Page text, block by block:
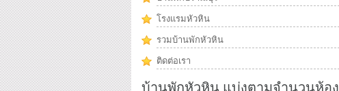
โรงแรมหัวหิน
รวมบ้านพักหัวหิน
ติดต่อเรา
บ้านพักหัวหิน แบ่งตามจำนวนห้อง